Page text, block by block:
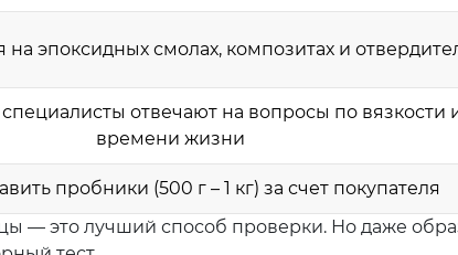
эпоксидных смолах, композитах и
отвечают на вопросы по вязкости
времени жизни
пробники (500 г – 1 кг) за счет покупателя
— это лучший способ проверки. Но даже